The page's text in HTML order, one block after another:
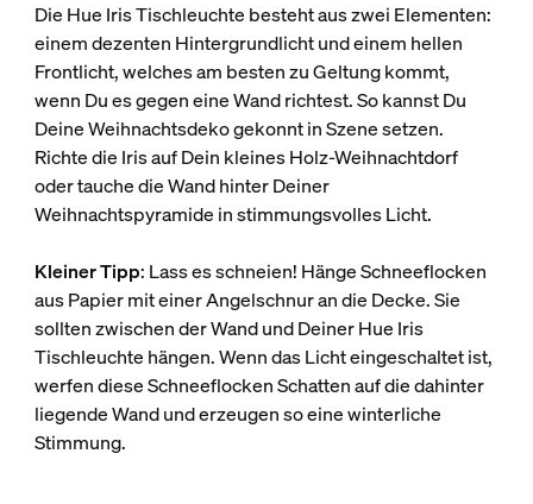
Die Hue Iris Tischleuchte besteht aus zwei Elementen:
einem dezenten Hintergrundlicht und einem hellen
Frontlicht, welches am besten zu Geltung kommt,
wenn Du es gegen eine Wand richtest. So kannst Du
Deine Weihnachtsdeko gekonnt in Szene setzen.
Richte die Iris auf Dein kleines Holz-Weihnachtdorf
oder tauche die Wand hinter Deiner
Weihnachtspyramide in stimmungsvolles Licht.
Kleiner Tipp: Lass es schneien! Hänge Schneeflocken
aus Papier mit einer Angelschnur an die Decke. Sie
sollten zwischen der Wand und Deiner Hue Iris
Tischleuchte hängen. Wenn das Licht eingeschaltet ist,
werfen diese Schneeflocken Schatten auf die dahinter
liegende Wand und erzeugen so eine winterliche
Stimmung.